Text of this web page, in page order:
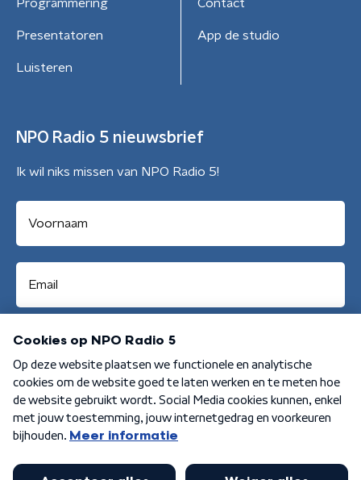
Programmering
Presentatoren
Luisteren
Contact
App de studio
NPO Radio 5 nieuwsbrief
Ik wil niks missen van NPO Radio 5!
Aanmelden
Algemene voorwaarden Privacybeleid